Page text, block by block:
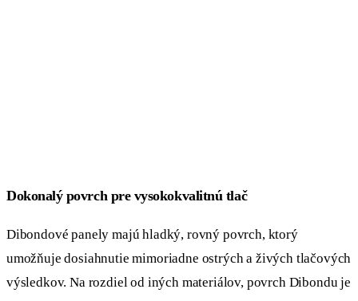
Dokonalý povrch pre vysokokvalitnú tlač
Dibondové panely majú hladký, rovný povrch, ktorý
umožňuje dosiahnutie mimoriadne ostrých a živých tlačových
výsledkov. Na rozdiel od iných materiálov, povrch Dibondu je